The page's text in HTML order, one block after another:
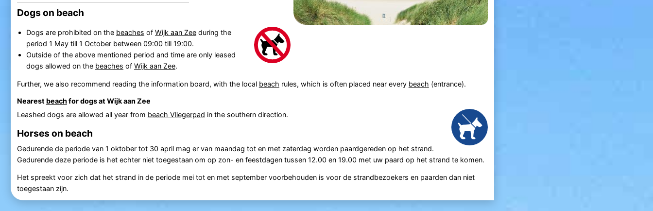
Dogs on beach
Dogs are prohibited on the beaches of Wijk aan Zeeduring the
period 1 May till 1 October between 09:00 till 19:00.
Outside of the above mentioned period and time are only leased
dogs allowed on the beaches of Wijk aan Zee.
Further, we also recommend reading the information board, with the local beach rules, which is often placed near every beach (entrance).
Nearest beachfor dogs at Wijk aan Zee
Leashed dogs are allowed all year from beach Vliegerpad in the southern direction.
Horses on beach
Gedurende de periode van 1 oktober tot 30 april mag er van maandag tot en met zaterdag worden paardgereden op het strand.
Gedurende deze periode is het echter niet toegestaan om op zon- en feestdagen tussen 12.00 en 19.00 met uw paard op het strand te komen.
Het spreekt voor zich dat het strand in de periode mei tot en met september voorbehouden is voor de strandbezoekers en paarden dan niet
toegestaan zijn.